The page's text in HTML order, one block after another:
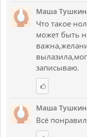
Маша
Что такое
может быть
записываю.
Маша
Всё